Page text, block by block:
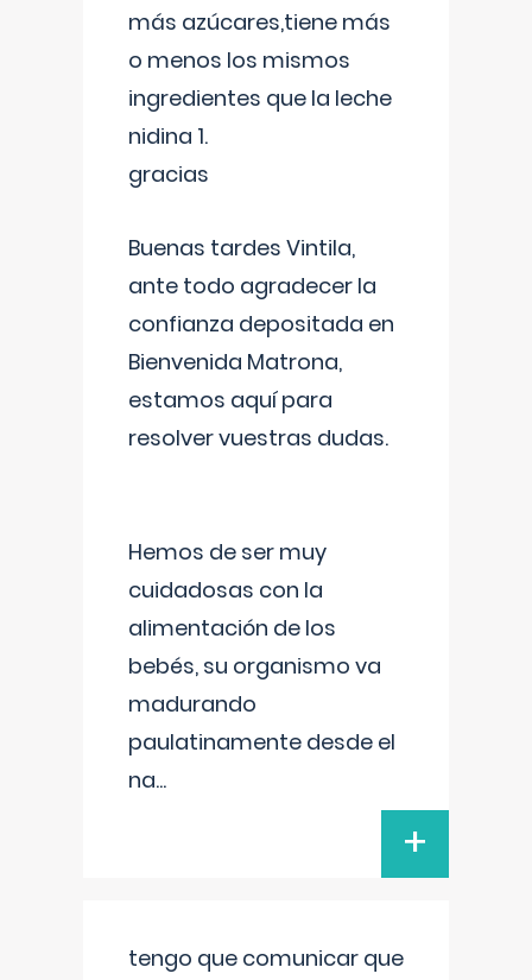
más azúcares,tiene más
o menos los mismos
ingredientes que la leche
nidina 1.
gracias
Buenas tardes Vintila,
ante todo agradecer la
confianza depositada en
Bienvenida Matrona,
estamos aquí para
resolver vuestras dudas.
Hemos de ser muy
cuidadosas con la
alimentación de los
bebés, su organismo va
madurando
paulatinamente desde el
na...
+
tengo que comunicar que